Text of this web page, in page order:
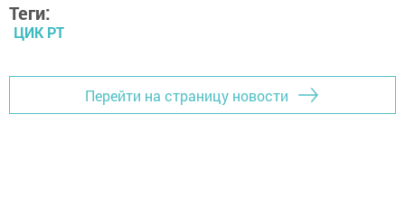
Теги:
ЦИК РТ
Перейти на страницу новости